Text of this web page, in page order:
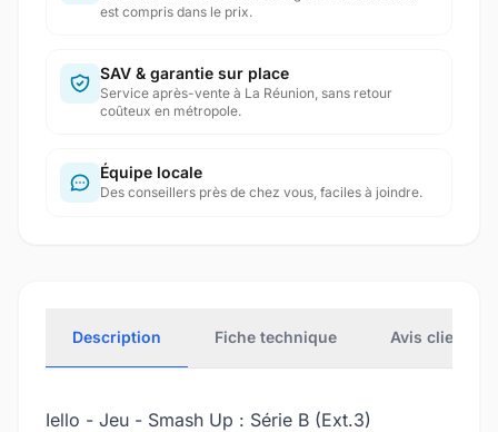
est compris dans le prix.
SAV & garantie sur place
Service après-vente à La Réunion, sans retour
coûteux en métropole.
Équipe locale
Des conseillers près de chez vous, faciles à joindre.
Description Fiche technique Avis clients
Iello - Jeu - Smash Up : Série B (Ext.3)